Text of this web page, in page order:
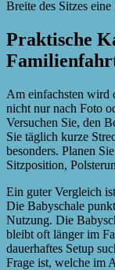
Breite des Sitzes
Praktische
Am einfachsten wird
nicht nur nach Foto
Versuchen Sie, den
Sie täglich kurze
besonders. Planen
Sitzposition,
Ein guter Vergleich
Die Babyschale
Nutzung. Die
bleibt oft länger im
dauerhaftes Setup
Frage ist, welche im